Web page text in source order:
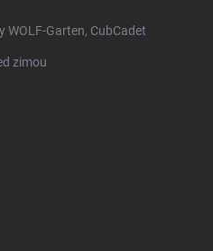
WOLF-Garten, CubCadet
zimou